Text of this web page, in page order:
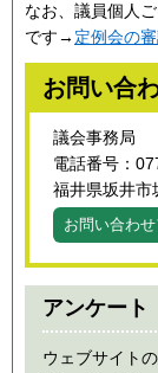
なお、議員個人
です→ 定例会の
お問い合
議会事務局
電話番号：
福井県坂井市
お問い合わ
アンケート
ウェブサイト